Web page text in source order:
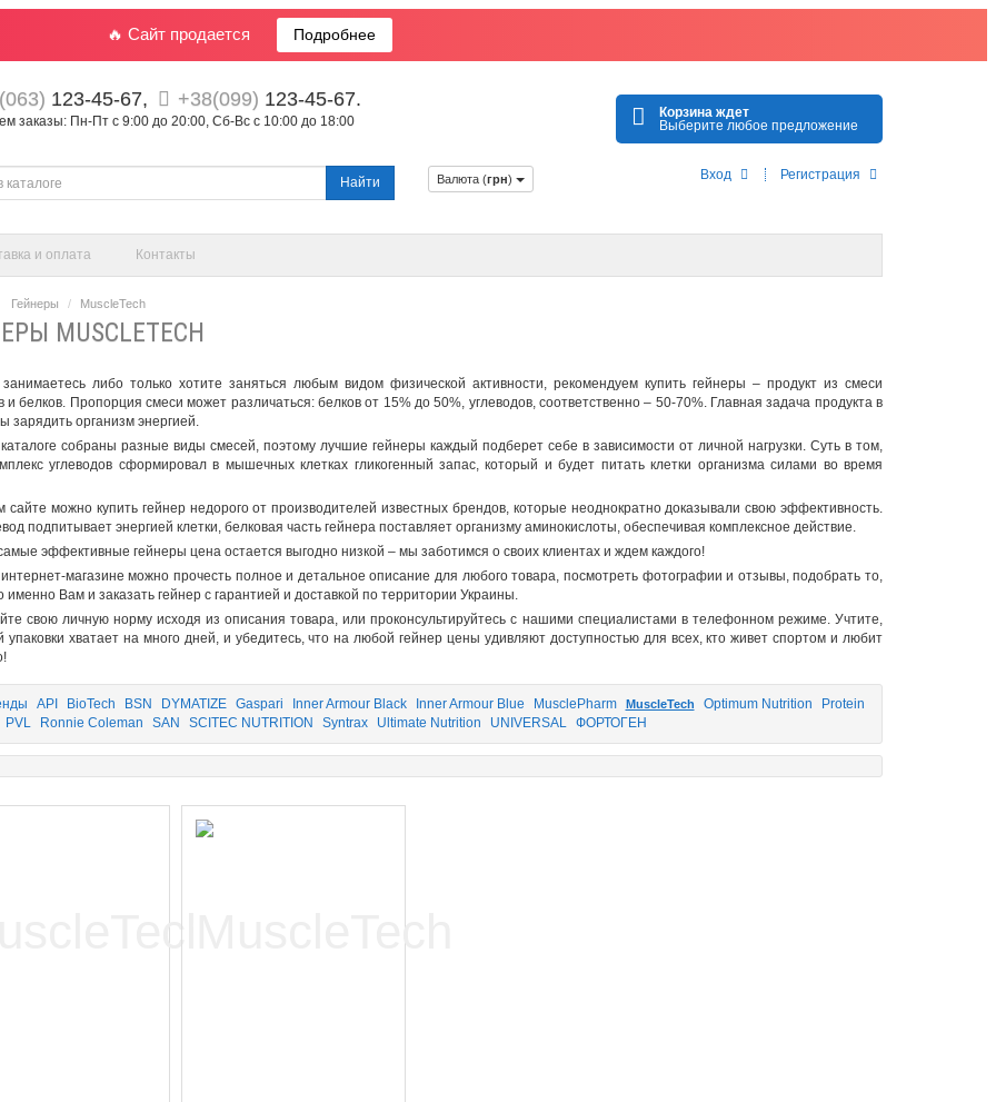
🔥 Сайт продается Подробнее
123-45-67, +38(099) 123-45-67.
заказы: Пн-Пт с 9:00 до 20:00, Сб-Вс с 10:00 до 18:00
Корзина ждет
Выберите любое предложение
Найти Вход Регистрация
Валюта (грн)
и оплата Контакты
Гейнеры MuscleTech
MUSCLETECH
либо только хотите заняться любым видом физической активности, рекомендуемкупить гейнеры – продукт из смеси
и белков. Пропорция смеси может различаться: белков от 15% до 50%, углеводов, соответственно – 50-70%. Главная задача продукта в
зарядить организм энергией.
собраны разные виды смесей, поэтомулучшие гейнеры каждый подберет себе в зависимости от личной нагрузки. Суть в том,
углеводов сформировал в мышечных клетках гликогенный запас, который и будет питать клетки организма силами во время
сайте можно купить гейнер недорогоот производителей известных брендов, которые неоднократно доказывали свою эффективность.
подпитывает энергией клетки, белковая часть гейнера поставляет организму аминокислоты, обеспечивая комплексное действие.
эффективные гейнеры ценаостается выгодно низкой – мы заботимся о своих клиентах и ждем каждого!
магазине можно прочесть полное и детальное описание для любого товара, посмотреть фотографии и отзывы, подобрать то,
именно Вам и заказать гейнерс гарантией и доставкой по территории Украины.
свою личную норму исходя из описания товара, или проконсультируйтесь с нашими специалистами в телефонном режиме. Учтите,
упаковки хватает на много дней, и убедитесь, что на любойгейнер цены удивляют доступностью для всех, кто живет спортом и любит
API BioTech BSN DYMATIZE Gaspari Inner Armour Black Inner Armour Blue MusclePharm MuscleTech Optimum Nutrition
Protein
PVL Ronnie Coleman SAN SCITEC NUTRITION Syntrax Ultimate Nutrition UNIVERSAL ФОРТОГЕН